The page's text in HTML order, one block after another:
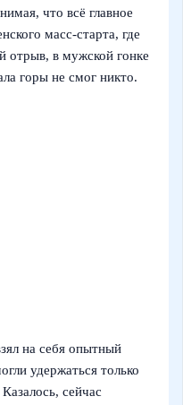
что всё главное
масс-старта, где
отрыв, в мужской гонке
горы не смог никто.
на себя опытный
удержаться только
сейчас